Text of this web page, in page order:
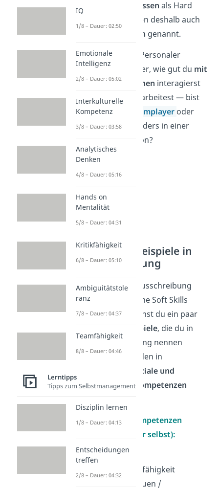
schwerer zu messen als Hard
Skills und werden deshalb auch
weiche Faktoren genannt.
Sie geben dem Personaler
Auskunft darüber, wie gut du mit
anderen Menschen interagierst
und zusammenarbeitest — bist
du ein guter
Teamplayer oder
glänzt du besonders in einer
Führungsposition?
Soft Skills Beispiele in
der Bewerbung
Je nach Stellenausschreibung
sind verschiedene Soft Skills
wichtig. Hier siehst du ein paar
Soft Skills Beispiele, die du in
deiner Bewerbung nennen
kannst. Sie werden in
persönliche, soziale und
methodische Kompetenzen
Persönliche Kompetenzen
(Umgang mit dir selbst):
Flexibilität /
Anpassungsfähigkeit
Selbstvertrauen /
IQ
1/8 – Dauer: 02:50
Emotionale
Intelligenz
2/8 – Dauer: 05:02
Interkulturelle
Kompetenz
3/8 – Dauer: 03:58
Analytisches
Denken
4/8 – Dauer: 05:16
Hands on
Mentalität
5/8 – Dauer: 04:31
Kritikfähigkeit
6/8 – Dauer: 05:10
Ambiguitätstole
ranz
7/8 – Dauer: 04:37
Teamfähigkeit
8/8 – Dauer: 04:46
Lerntipps
Tipps zum Selbstmanagement
Disziplin lernen
1/8 – Dauer: 04:13
Entscheidungen
treffen
2/8 – Dauer: 04:32